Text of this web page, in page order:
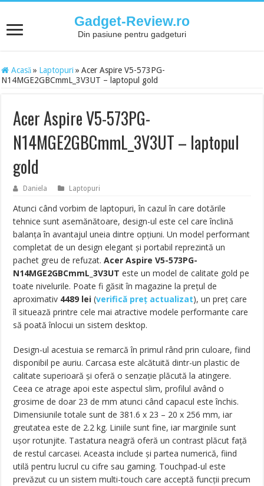
Gadget-Review.ro
Din pasiune pentru gadgeturi
Acasă » Laptopuri » Acer Aspire V5-573PG-
N14MGE2GBCmmL_3V3UT – laptopul gold
Acer Aspire V5-573PG-
N14MGE2GBCmmL_3V3UT – laptopul
gold
Daniela Laptopuri
Atunci când vorbim de laptopuri, în cazul în care dotările
tehnice sunt asemănătoare, design-ul este cel care înclină
balanța în avantajul uneia dintre opțiuni. Un model performant
completat de un design elegant și portabil reprezintă un
pachet greu de refuzat.Acer Aspire V5-573PG-
N14MGE2GBCmmL_3V3UT este un model de calitate gold pe
toate nivelurile. Poate fi găsit în magazine la prețul de
aproximativ 4489 lei (verifică preț actualizat),un preț care
îl situează printre cele mai atractive modele performante care
să poată înlocui un sistem desktop.
Design-ul acestuia se remarcă în primul rând prin culoare, fiind
disponibil pe auriu. Carcasa este alcătuită dintr-un plastic de
calitate superioară și oferă o senzație plăcută la atingere.
Ceea ce atrage apoi este aspectul slim, profilul având o
grosime de doar 23 de mm atunci când capacul este închis.
Dimensiunile totale sunt de 381.6 x 23 – 20 x 256 mm, iar
greutatea este de 2.2 kg. Liniile sunt fine, iar marginile sunt
ușor rotunjite. Tastatura neagră oferă un contrast plăcut față
de restul carcasei. Aceasta include și partea numerică, fiind
utilă pentru lucrul cu cifre sau gaming. Touchpad-ul este
prevăzut cu un sistem multi-touch care acceptă funcții precum